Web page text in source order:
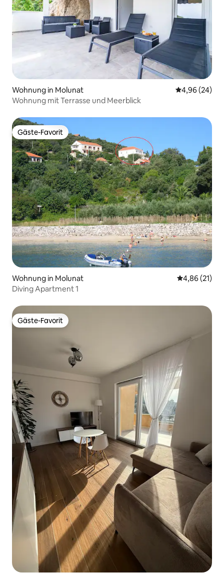
Wohnung in Molunat
4,96 (24)
Wohnung mit Terrasse und Meerblick
Gäste-Favorit
Gäste-Favorit
Wohnung in Molunat
4,86 (21)
Diving Apartment 1
Gäste-Favorit
Gäste-Favorit